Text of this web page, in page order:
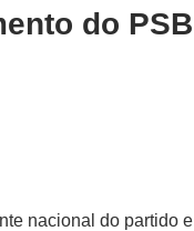
do PSB
nacional do partido e